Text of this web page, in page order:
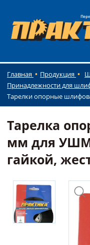
Главная Продукция
Принадлежности для
Тарелки опорные
Тарелка
мм для
гайкой,